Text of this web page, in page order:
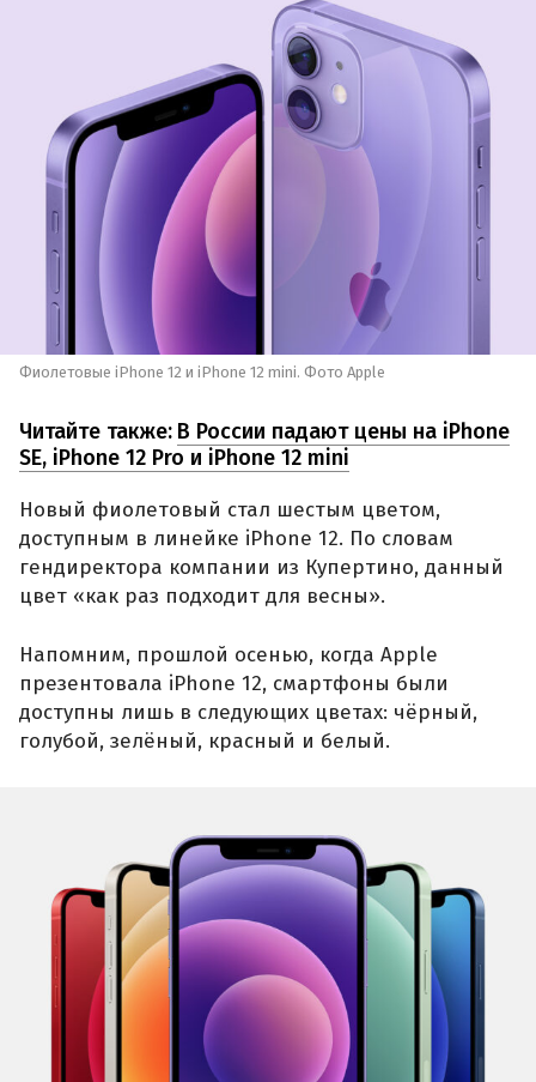
Фиолетовые iPhone 12 и iPhone 12 mini. Фото Apple
Читайте также: В России падают цены на iPhone
SE, iPhone 12 Pro и iPhone 12 mini
Новый фиолетовый стал шестым цветом,
доступным в линейке iPhone 12. По словам
гендиректора компании из Купертино, данный
цвет «как раз подходит для весны».
Напомним, прошлой осенью, когда Apple
презентовала iPhone 12, смартфоны были
доступны лишь в следующих цветах: чёрный,
голубой, зелёный, красный и белый.